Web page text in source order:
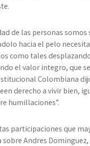
de las personas somos
hacia el pelo
como tales
el valor integro, que
Colombiana
derecho a vivir bien,
humillaciones”.
participaciones que
sobre Andres